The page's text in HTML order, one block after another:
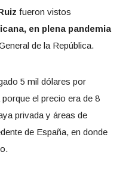
fueron vistos
en plena pandemia
de la República.
5 mil dólares por
el precio era de 8
privada y áreas de
de España, en donde